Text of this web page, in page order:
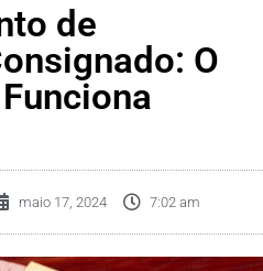
de
O
maio 17, 2024 7:02 am